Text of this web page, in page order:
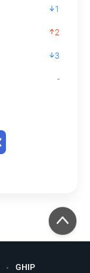
1
2
3
-
GHIP